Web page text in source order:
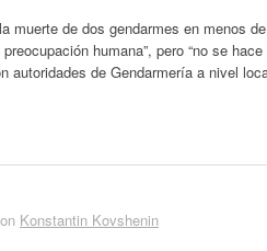
muerte de dos gendarmes en menos
humana”, pero “no se
autoridades de Gendarmería a nivel
Konstantin Kovshenin